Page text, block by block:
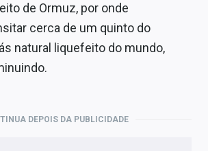
de Ormuz, por onde
cerca de um quinto do
natural liquefeito do mundo,
DEPOIS DA PUBLICIDADE